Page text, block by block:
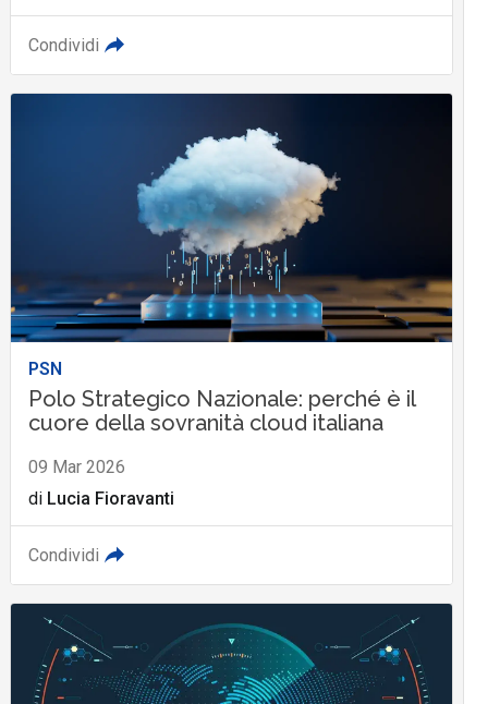
Condividi
PSN
Polo Strategico Nazionale: perché è il
cuore della sovranità cloud italiana
09 Mar 2026
di Lucia Fioravanti
Condividi